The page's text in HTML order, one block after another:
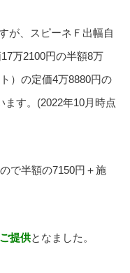
が、スピーネＦ出幅自
万2100円の半額8万
）の定価4万8880円の
ます。(2022年10月時点
で半額の7150円＋施
提供となました。